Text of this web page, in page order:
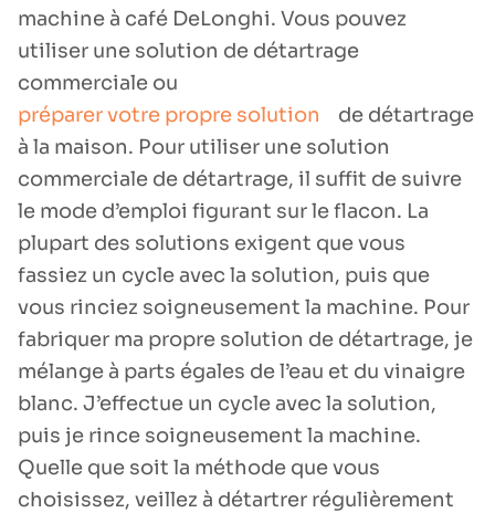
machine à café DeLonghi. Vous pouvez
utiliser une solution de détartrage
commerciale ou
préparer votre propre solution
de détartrage
à la maison. Pour utiliser une solution
commerciale de détartrage, il suffit de suivre
le mode d’emploi figurant sur le flacon. La
plupart des solutions exigent que vous
fassiez un cycle avec la solution, puis que
vous rinciez soigneusement la machine. Pour
fabriquer ma propre solution de détartrage, je
mélange à parts égales de l’eau et du vinaigre
blanc. J’effectue un cycle avec la solution,
puis je rince soigneusement la machine.
Quelle que soit la méthode que vous
choisissez, veillez à détartrer régulièrement